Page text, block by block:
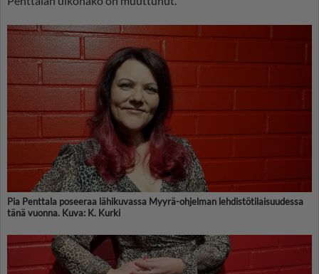
Pia Penttala poseeraa lähikuvassa Myyrä-ohjelman lehdistötilaisuudessa
tänä vuonna. Kuva: K. Kurki